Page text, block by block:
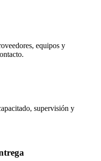
equipos y
supervisión y